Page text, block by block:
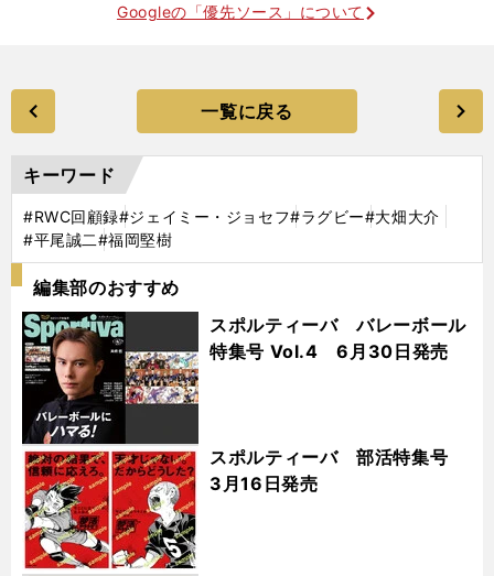
Googleの「優先ソース」について
一覧に戻る
キーワード
#RWC回顧録#ジェイミー・ジョセフ#ラグビー#大畑大介
#平尾誠二#福岡堅樹
編集部のおすすめ
スポルティーバ バレーボール
特集号 Vol.4 6月30日発売
スポルティーバ 部活特集号
3月16日発売